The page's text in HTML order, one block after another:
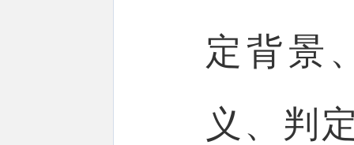
定背景
义、判